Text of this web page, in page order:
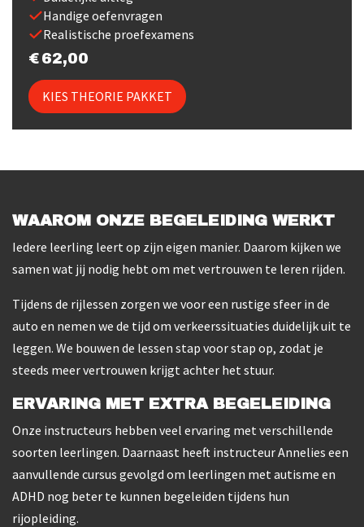
Handige oefenvragen
Realistische proefexamens
62,00
KIES THEORIE PAKKET
WAAROM ONZE BEGELEIDING WERKT
Iedere leerling leert op zijn eigen manier. Daarom kijken we
samen wat jij nodig hebt om met vertrouwen te leren rijden.
Tijdens de rijlessen zorgen we voor een rustige sfeer in de
auto en nemen we de tijd om verkeerssituaties duidelijk uit te
leggen. We bouwen de lessen stap voor stap op, zodat je
steeds meer vertrouwen krijgt achter het stuur.
ERVARING MET EXTRA BEGELEIDING
Onze instructeurs hebben veel ervaring met verschillende
soorten leerlingen. Daarnaast heeft instructeur Annelies een
aanvullende cursus gevolgd om leerlingen met autisme en
ADHD nog beter te kunnen begeleiden tijdens hun
rijopleiding.